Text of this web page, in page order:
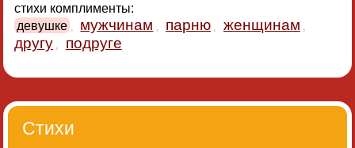
стихи комплименты:
девушке
мужчинам парню женщинам
другу подруге
Стихи